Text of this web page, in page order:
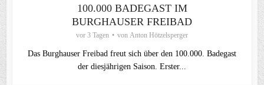
100.000 BADEGAST IM
BURGHAUSER FREIBAD
vor 3 Tagen von Anton Hötzelsperger
Das Burghauser Freibad freut sich über den 100.000. Badegast
der diesjährigen Saison. Erster...